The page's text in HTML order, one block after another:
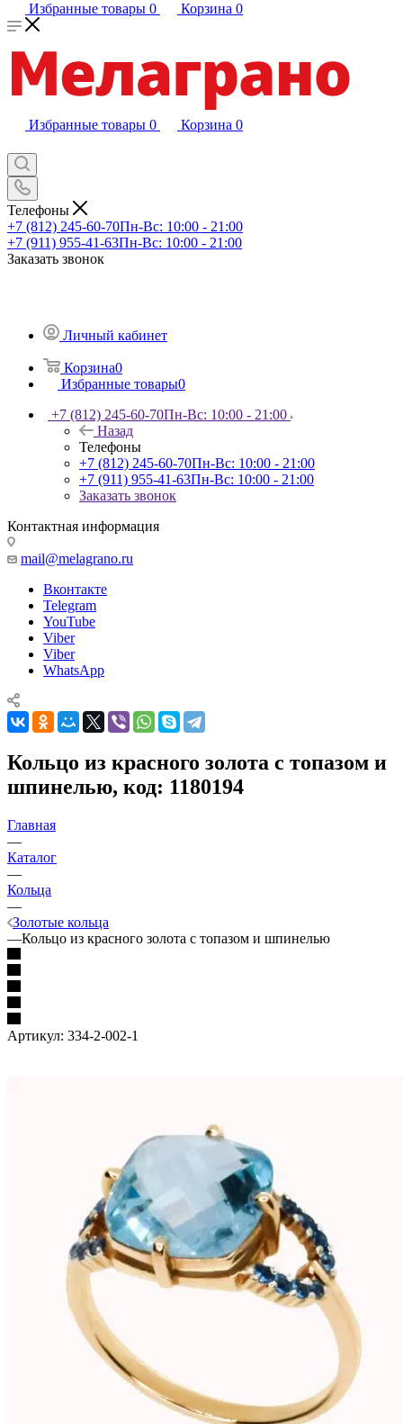
Избранные товары 0 Корзина 0
Избранные товары 0 Корзина 0
Телефоны
+7 (812) 245-60-70Пн-Вс: 10:00 - 21:00
+7 (911) 955-41-63Пн-Вс: 10:00 - 21:00
Заказать звонок
Личный кабинет
Корзина0
Избранные товары0
+7 (812) 245-60-70Пн-Вс: 10:00 - 21:00
Назад
Телефоны
+7 (812) 245-60-70Пн-Вс: 10:00 - 21:00
+7 (911) 955-41-63Пн-Вс: 10:00 - 21:00
Заказать звонок
Контактная информация
mail@melagrano.ru
Вконтакте
Telegram
YouTube
Viber
Viber
WhatsApp
Кольцо из красного золота с топазом и
шпинелью, код: 1180194
Главная
—
Каталог
—
Кольца
—
Золотые кольца
—Кольцо из красного золота с топазом и шпинелью
Артикул: 334-2-002-1